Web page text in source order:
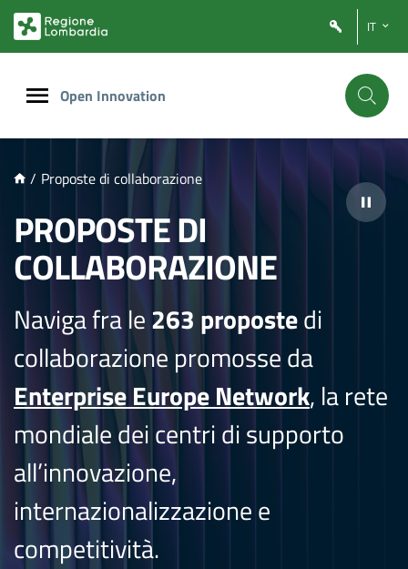
PRINCIPALE
IT
Open Innovation
/ Proposte di collaborazione
PROPOSTE DI
COLLABORAZIONE
Naviga fra le263 propostedi
collaborazione promosse da
Enterprise Europe Network, la rete
mondiale dei centri di supporto
all’innovazione,
internazionalizzazione e
competitività.